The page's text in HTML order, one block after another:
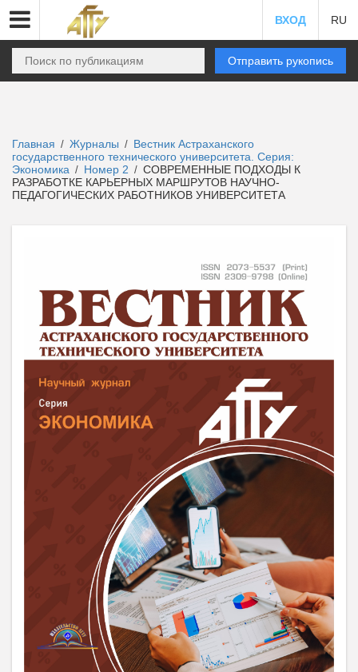
ВХОД RU
Отправить рукопись
Главная / Журналы / Вестник Астраханского
государственного технического университета. Серия:
Экономика / Номер 2 / СОВРЕМЕННЫЕ ПОДХОДЫ К
РАЗРАБОТКЕ КАРЬЕРНЫХ МАРШРУТОВ НАУЧНО-
ПЕДАГОГИЧЕСКИХ РАБОТНИКОВ УНИВЕРСИТЕТА